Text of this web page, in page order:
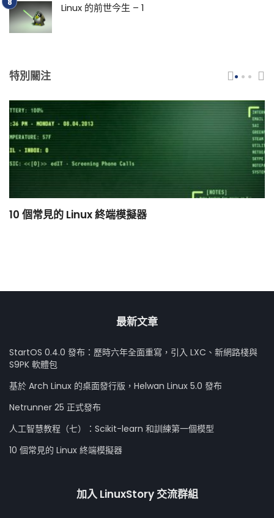
Linux 的前世今生 – 1
特別關注
10 個常見的 Linux 終端模擬器
最新文章
StartOS 0.4.0 發布：歷時六年全面重寫，引入 LXC、新網路棧與
S9PK 軟體包
基於 Arch Linux 的桌面發行版，Helwan Linux 5.0 發布
Netrunner 25 正式發布
人工智慧教程（七）：Scikit-learn 和訓練第一個模型
10 個常見的 Linux 終端模擬器
加入 LinuxStory 交流群組